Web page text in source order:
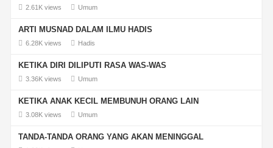
2.61K views Umum
ARTI MUSNAD DALAM ILMU HADIS
6.28K views Hadis
KETIKA DIRI DILIPUTI RASA WAS-WAS
3.36K views Umum
KETIKA ANAK KECIL MEMBUNUH ORANG LAIN
3.08K views Umum
TANDA-TANDA ORANG YANG AKAN MENINGGAL